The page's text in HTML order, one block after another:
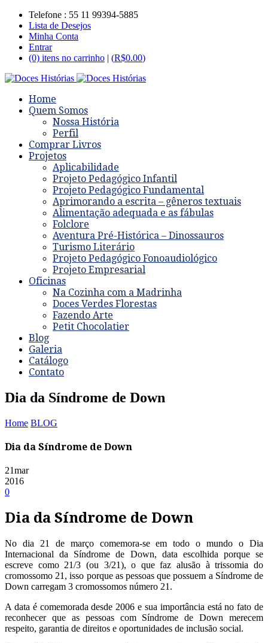
Telefone : 55 11 99394-5885
Lista de Desejos
Minha Conta
Entrar
(0) itens no carrinho | (R$0.00)
Home
Quem Somos
Nossa História
Perfil
Comprar Livros
Projetos
Aplicabilidade
Projeto Pedagógico Infantil
Projeto Pedagógico Fundamental
Aprimorando a escrita – gêneros textuais
Alimentação adequada e as fábulas
Folclore
Aventura Pré-Histórica – Dinossauros
Turismo Literário
Projeto Pedagógico Fonoaudiológico
Projeto Empresarial
Oficinas
Na Cozinha com a Madrinha
Doces Verdes Florestas
Fazendo Arte
Petit Chocolatier
Blog
Galeria
Catálogo
Contato
Dia da Síndrome de Down
Home BLOG
Dia da Síndrome de Down
21mar
2016
0
Dia da Síndrome de Down
No dia 21 de março comemora-se em todo o mundo o Dia
Internacional da Síndrome de Down, data escolhida porque se
escreve como 21/3 (ou 3/21), o que faz alusão à trissomia do
cromossomo 21, isso porque as pessoas que possuem a Síndrome de
Down carregam 3 cromossomos número 21.
A data é comemorada desde 2006 e sua importância está no fato de
reconhecer que as pessoas com Síndrome de Down merecem
respeito, garantia de direitos e oportunidades de inclusão social.